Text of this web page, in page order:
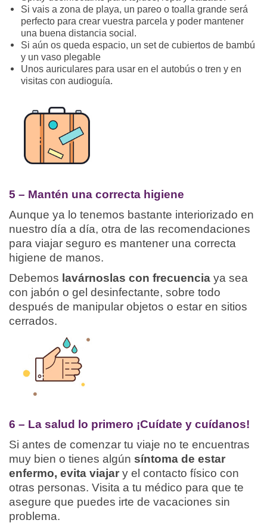
Si vais a zona de playa, un pareo o toalla grande será
perfecto para crear vuestra parcela y poder mantener
una buena distancia social.
Si aún os queda espacio, un set de cubiertos de bambú
y un vaso plegable
Unos auriculares para usar en el autobús o tren y en
visitas con audioguía.
5 – Mantén una correcta higiene
Aunque ya lo tenemos bastante interiorizado en
nuestro día a día, otra de las recomendaciones
para viajar seguro es mantener una correcta
higiene de manos.
Debemos lavárnoslas con frecuencia ya sea
con jabón o gel desinfectante, sobre todo
después de manipular objetos o estar en sitios
cerrados.
6 – La salud lo primero ¡Cuídate y cuídanos!
Si antes de comenzar tu viaje no te encuentras
muy bien o tienes algún síntoma de estar
enfermo, evita viajar y el contacto físico con
otras personas. Visita a tu médico para que te
asegure que puedes irte de vacaciones sin
problema.